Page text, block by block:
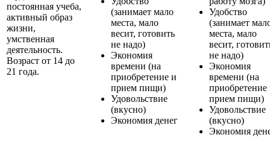
постоянная учеба,
активный образ
жизни,
умственная
деятельность.
Возраст от 14 до
21 года.
(занимает мало
места, мало
весит, готовить
не надо)
Экономия
времени (на
приобретение и
прием пищи)
Удовольствие
(вкусно)
Экономия денег
Удобство
(занимает
места, мало
весит,
не надо)
Экономия
времени (на
приобретение
прием пищи)
Удовольствие
(вкусно)
Экономия